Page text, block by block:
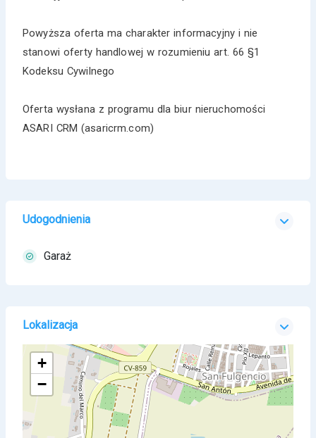
Powyższa oferta ma charakter informacyjny i nie
stanowi oferty handlowej w rozumieniu art. 66 §1
Kodeksu Cywilnego
Oferta wysłana z programu dla biur nieruchomości
ASARI CRM (asaricrm.com)
Udogodnienia
Garaż
Lokalizacja
+
−